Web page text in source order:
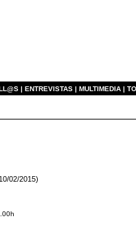
| ENTREVISTAS | MULTIMEDIA |
02/2015)